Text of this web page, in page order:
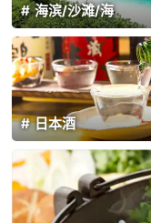
海滨/沙滩/海
日本酒